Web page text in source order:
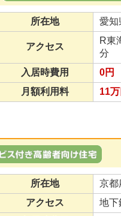
所在地 愛知
アクセス
R東
分
入居時費用
0円
月額利用料
11
所在地
京都
アクセス
地下